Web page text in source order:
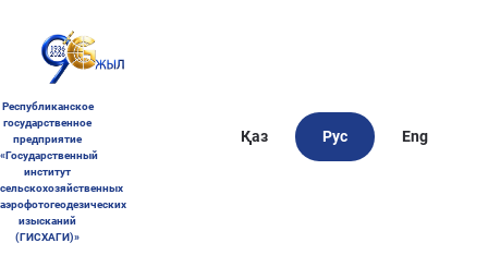
Республиканское
государственное
предприятие
«Государственный
институт
сельскохозяйственных
аэрофотогеодезических
изысканий
(ГИСХАГИ)»
Қаз Рус Eng